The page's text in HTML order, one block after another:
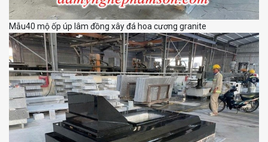
Mẫu40 mộ ốp úp lâm đồng xây đá hoa cương granite